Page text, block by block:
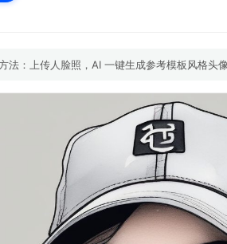
法：上传人脸照，AI 一键生成参考模板风格头